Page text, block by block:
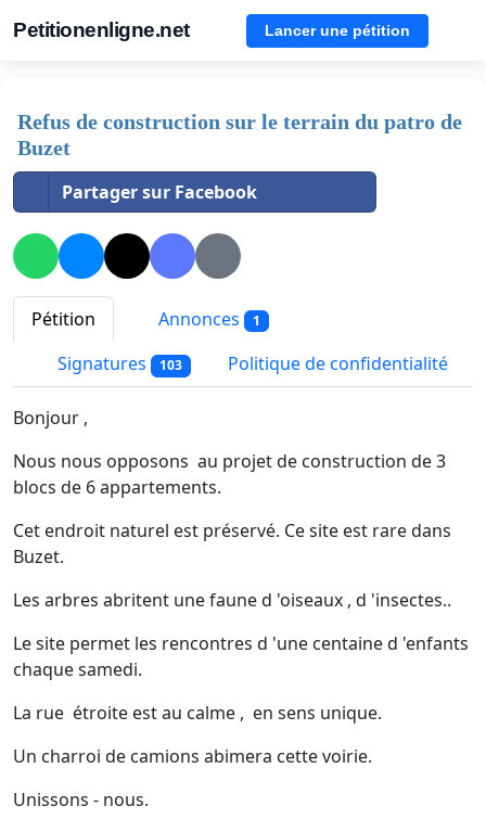
Petitionenligne.net Lancer une pétition
Refus de construction sur le terrain du patro de
Buzet
Partager sur Facebook
Pétition Annonces 1
Signatures 103 Politique de confidentialité
Bonjour ,
Nous nous opposons au projet de construction de 3
blocs de 6 appartements.
Cet endroit naturel est préservé. Ce site est rare dans
Buzet.
Les arbres abritent une faune d 'oiseaux , d 'insectes..
Le site permet les rencontres d 'une centaine d 'enfants
chaque samedi.
La rue étroite est au calme , en sens unique.
Un charroi de camions abimera cette voirie.
Unissons - nous.